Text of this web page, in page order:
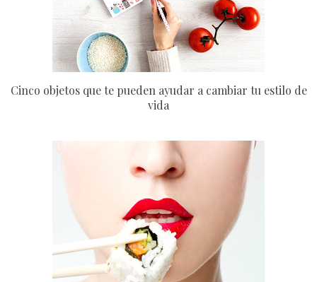
Cinco objetos que te pueden ayudar a cambiar tu estilo de
vida